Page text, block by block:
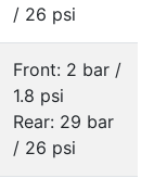
/ 26 psi
Front: 2 bar /
1.8 psi
Rear: 29 bar
/ 26 psi